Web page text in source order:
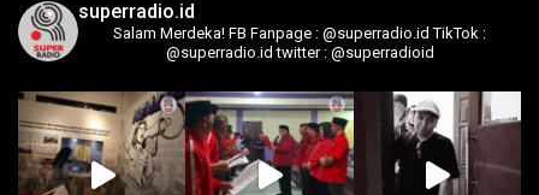
superradio.id
Salam Merdeka! FB Fanpage : @superradio.id TikTok :
@superradio.id twitter : @superradioid